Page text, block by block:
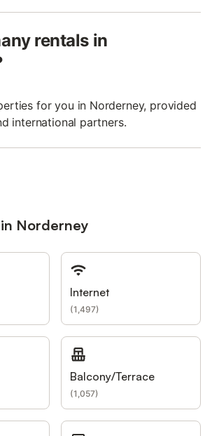
rentals in
for you in Norderney, provided
international partners.
Norderney
Internet
(1,497)
Balcony/Terrace
(1,057)